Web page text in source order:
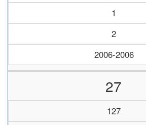
1
2
2006-2006
27
127